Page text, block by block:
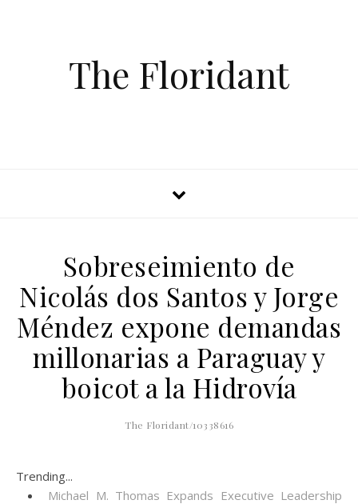
The Floridant
Sobreseimiento de
Nicolás dos Santos y Jorge
Méndez expone demandas
millonarias a Paraguay y
boicot a la Hidrovía
The Floridant/10338616
Trending...
Michael M. Thomas Expands Executive Leadership